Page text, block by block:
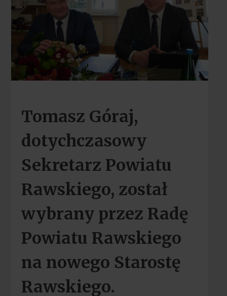
Tomasz Góraj,
dotychczasowy
Sekretarz Powiatu
Rawskiego, został
wybrany przez Radę
Powiatu Rawskiego
na nowego Starostę
Rawskiego.